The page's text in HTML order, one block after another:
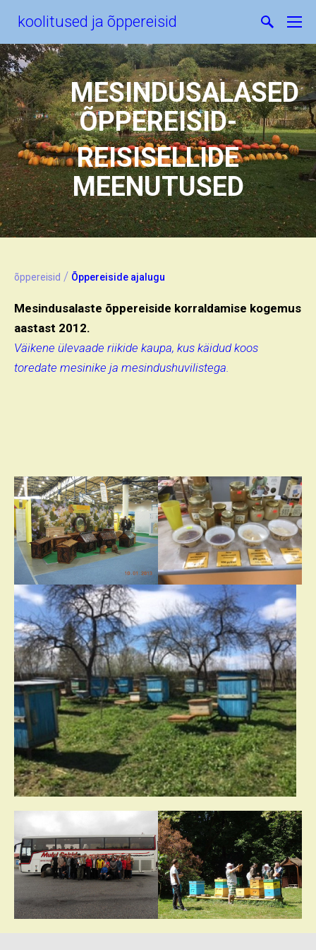
koolitused ja õppereisid
MESINDUSALASED
ÕPPEREISID-
REISISELLIDE
MEENUTUSED
õppereisid / Õppereiside ajalugu
Mesindusalaste õppereiside korraldamise kogemus
aastast 2012.
Väikene ülevaade riikide kaupa, kus käidud koos
toredate mesinike ja mesindushuvilistega.